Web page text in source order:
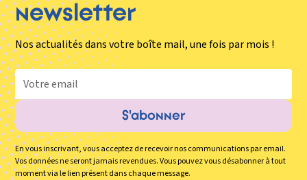
newsletter
Nos actualités dans votre boîte mail, une fois par mois !
En vous inscrivant, vous acceptez de recevoir nos communications par email.
Vos données ne seront jamais revendues. Vous pouvez vous désabonner à tout
moment via le lien présent dans chaque message.